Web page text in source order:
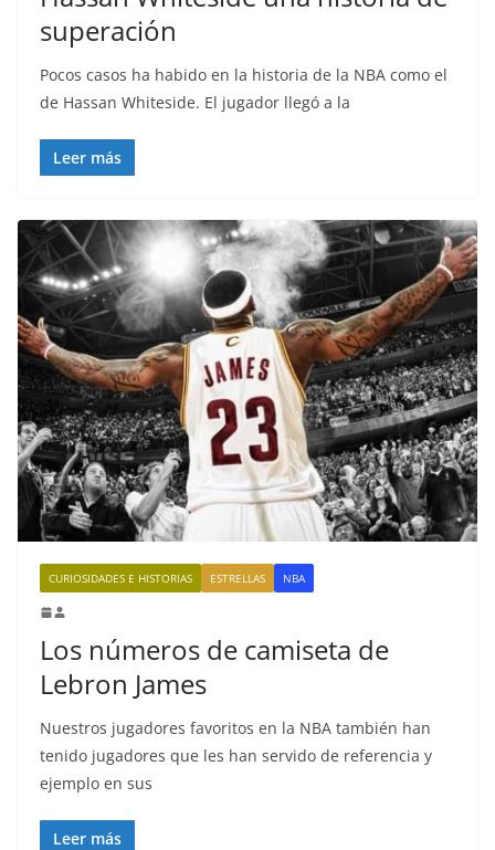
superación
Pocos casos ha habido en la historia de la NBA como el
de Hassan Whiteside. El jugador llegó a la
Leer más
CURIOSIDADES E HISTORIAS ESTRELLAS NBA
Los números de camiseta de
Lebron James
Nuestros jugadores favoritos en la NBA también han
tenido jugadores que les han servido de referencia y
ejemplo en sus
Leer más